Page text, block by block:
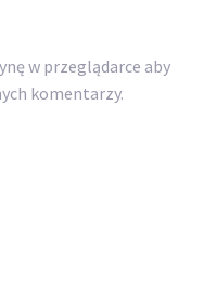
w przeglądarce aby
komentarzy.